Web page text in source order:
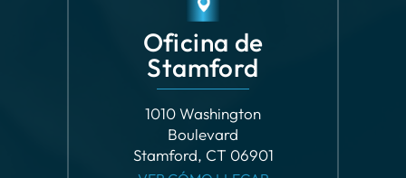
1010 Washington
Boulevard
Stamford, CT 06901
VER CÓMO LLEGAR